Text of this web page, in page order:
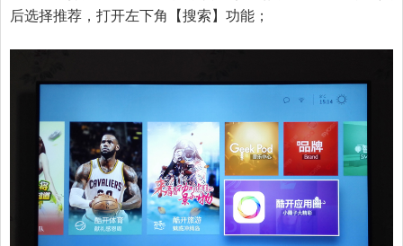
后选择推荐，打开左下角【搜索】功能；